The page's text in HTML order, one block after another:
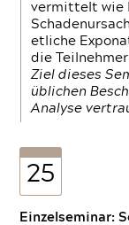
vermittelt wie
etliche
die
Ziel dieses
üblichen
Analyse
25
Einzelseminar: